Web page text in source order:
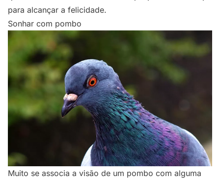
para alcançar a felicidade.
Sonhar com pombo
Muito se associa a visão de um pombo com alguma